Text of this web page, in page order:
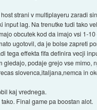
strani v multiplayeru zaradi
lag. Na trenutke tudi tako
obcutek kod da imajo vsi 1-
ugotovil, da je bolse zapreti
tega effekta fifa definira vecji
podaje grejo vse
slovenca,italjana,nemca in
kaj vrednega.
Final game pa boostan alot.